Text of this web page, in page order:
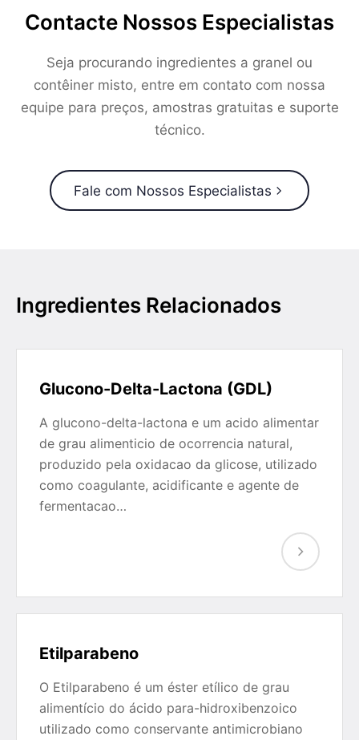
Contacte Nossos Especialistas
Seja procurando ingredientes a granel ou
contêiner misto, entre em contato com nossa
equipe para preços, amostras gratuitas e suporte
técnico.
Fale com Nossos Especialistas
Ingredientes Relacionados
Glucono-Delta-Lactona (GDL)
A glucono-delta-lactona e um acido alimentar
de grau alimenticio de ocorrencia natural,
produzido pela oxidacao da glicose, utilizado
como coagulante, acidificante e agente de
fermentacao…
Etilparabeno
O Etilparabeno é um éster etílico de grau
alimentício do ácido para-hidroxibenzoico
utilizado como conservante antimicrobiano